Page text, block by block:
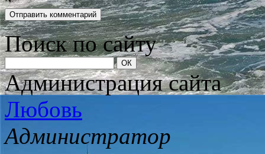
Поиск по сайту
Администрация сайта
Любовь
Администратор